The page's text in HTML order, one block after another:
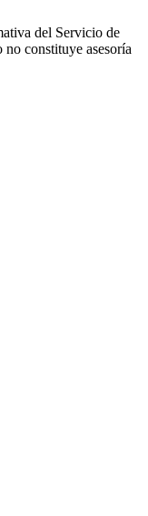
del Servicio de
constituye asesoría